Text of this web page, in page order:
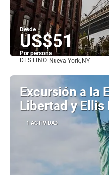
Desde
US$51
Por persona
DESTINO: Nueva York, NY
Excursión a la
Libertad y Ellis
1 ACTIVIDAD